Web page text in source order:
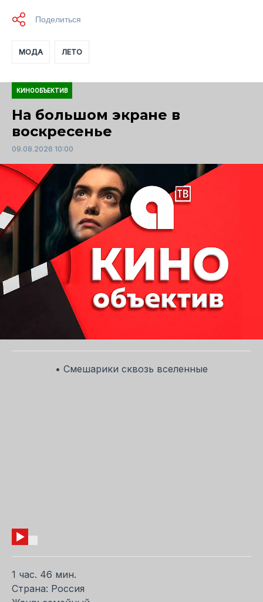
МОДА ЛЕТО
КИНООБЪЕКТИВ
На большом экране в
воскресенье
09.08.2026 10:00
• Смешарики сквозь вселенные
1 час. 46 мин.
Страна: Россия